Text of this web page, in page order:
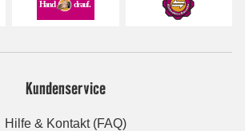
Kundenservice
Hilfe & Kontakt (FAQ)